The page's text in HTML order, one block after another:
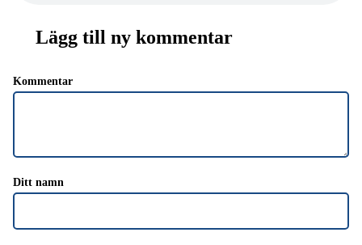
Lägg till ny kommentar
Kommentar
Ditt namn